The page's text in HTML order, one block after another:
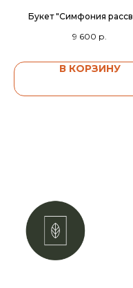
Букет "Симфония
9 600 р.
В КОРЗИНУ